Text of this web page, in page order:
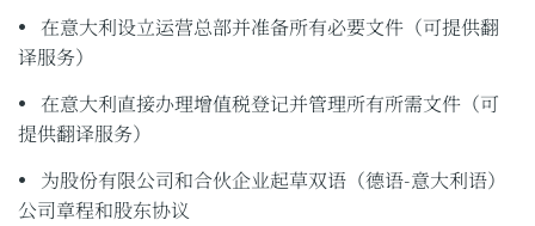
• 在意大利设立运营总部并准备所有必要文件（可提供翻
译服务）
• 在意大利直接办理增值税登记并管理所有所需文件（可
提供翻译服务）
• 为股份有限公司和合伙企业起草双语（德语-意大利语）
公司章程和股东协议